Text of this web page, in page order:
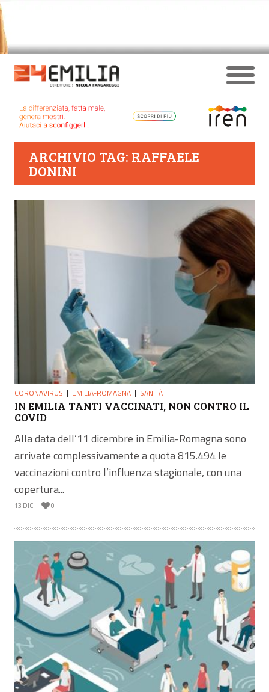
ARCHIVIO TAG: RAFFAELE
DONINI
CORONAVIRUS EMILIA-ROMAGNA SANITÀ
IN EMILIA TANTI VACCINATI, NON CONTRO IL
COVID
Alla data dell’11 dicembre in Emilia-Romagna sono
arrivate complessivamente a quota 815.494 le
vaccinazioni contro l’influenza stagionale, con una
copertura...
13 DIC 0